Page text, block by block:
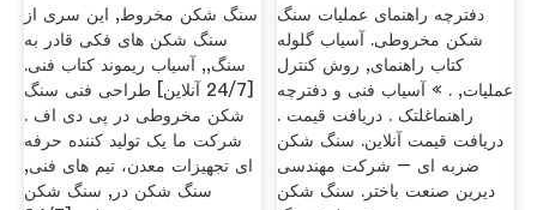
سنگ شکن مخروط, این سری از
سنگ شکن های فکی قادر به
سنگ,, آسیاب ریموند کتاب فنی.
[24/7 آنلاین] طراحی فنی سنگ
شکن مخروطی در پی دی اف .
شرکت ما یک تولید کننده حرفه
ای تجهیزات معدن، تیم های فنی,
سنگ شکن در, سنگ شکن
دفترچه راهنمای عملیات سنگ
شکن مخروطی. آسیاب گلوله
کتاب راهنمای, روش کنترل
عملیات, . » آسیاب فنی و دفترچه
راهنماغلتک . دریافت قیمت .
دریافت قیمت آنلاین. سنگ شکن
ضربه ای – شرکت مهندسی
دیرین صنعت باختر. سنگ شکن